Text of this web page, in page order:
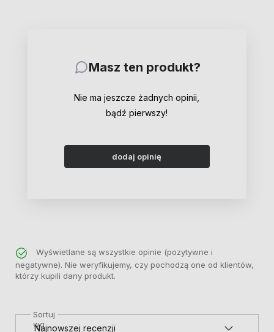
Masz ten produkt?
Nie ma jeszcze żadnych opinii,
bądź pierwszy!
dodaj opinię
Wyświetlane są wszystkie opinie (pozytywne i
negatywne). Nie weryfikujemy, czy pochodzą one od klientów,
którzy kupili dany produkt.
Sortuj
wg